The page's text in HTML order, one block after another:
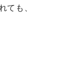
ても、